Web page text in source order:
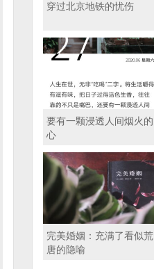
穿过北京地铁的忧伤
要有一颗浸透人间烟火的
心
完美婚姻：充满了看似荒
唐的隐喻